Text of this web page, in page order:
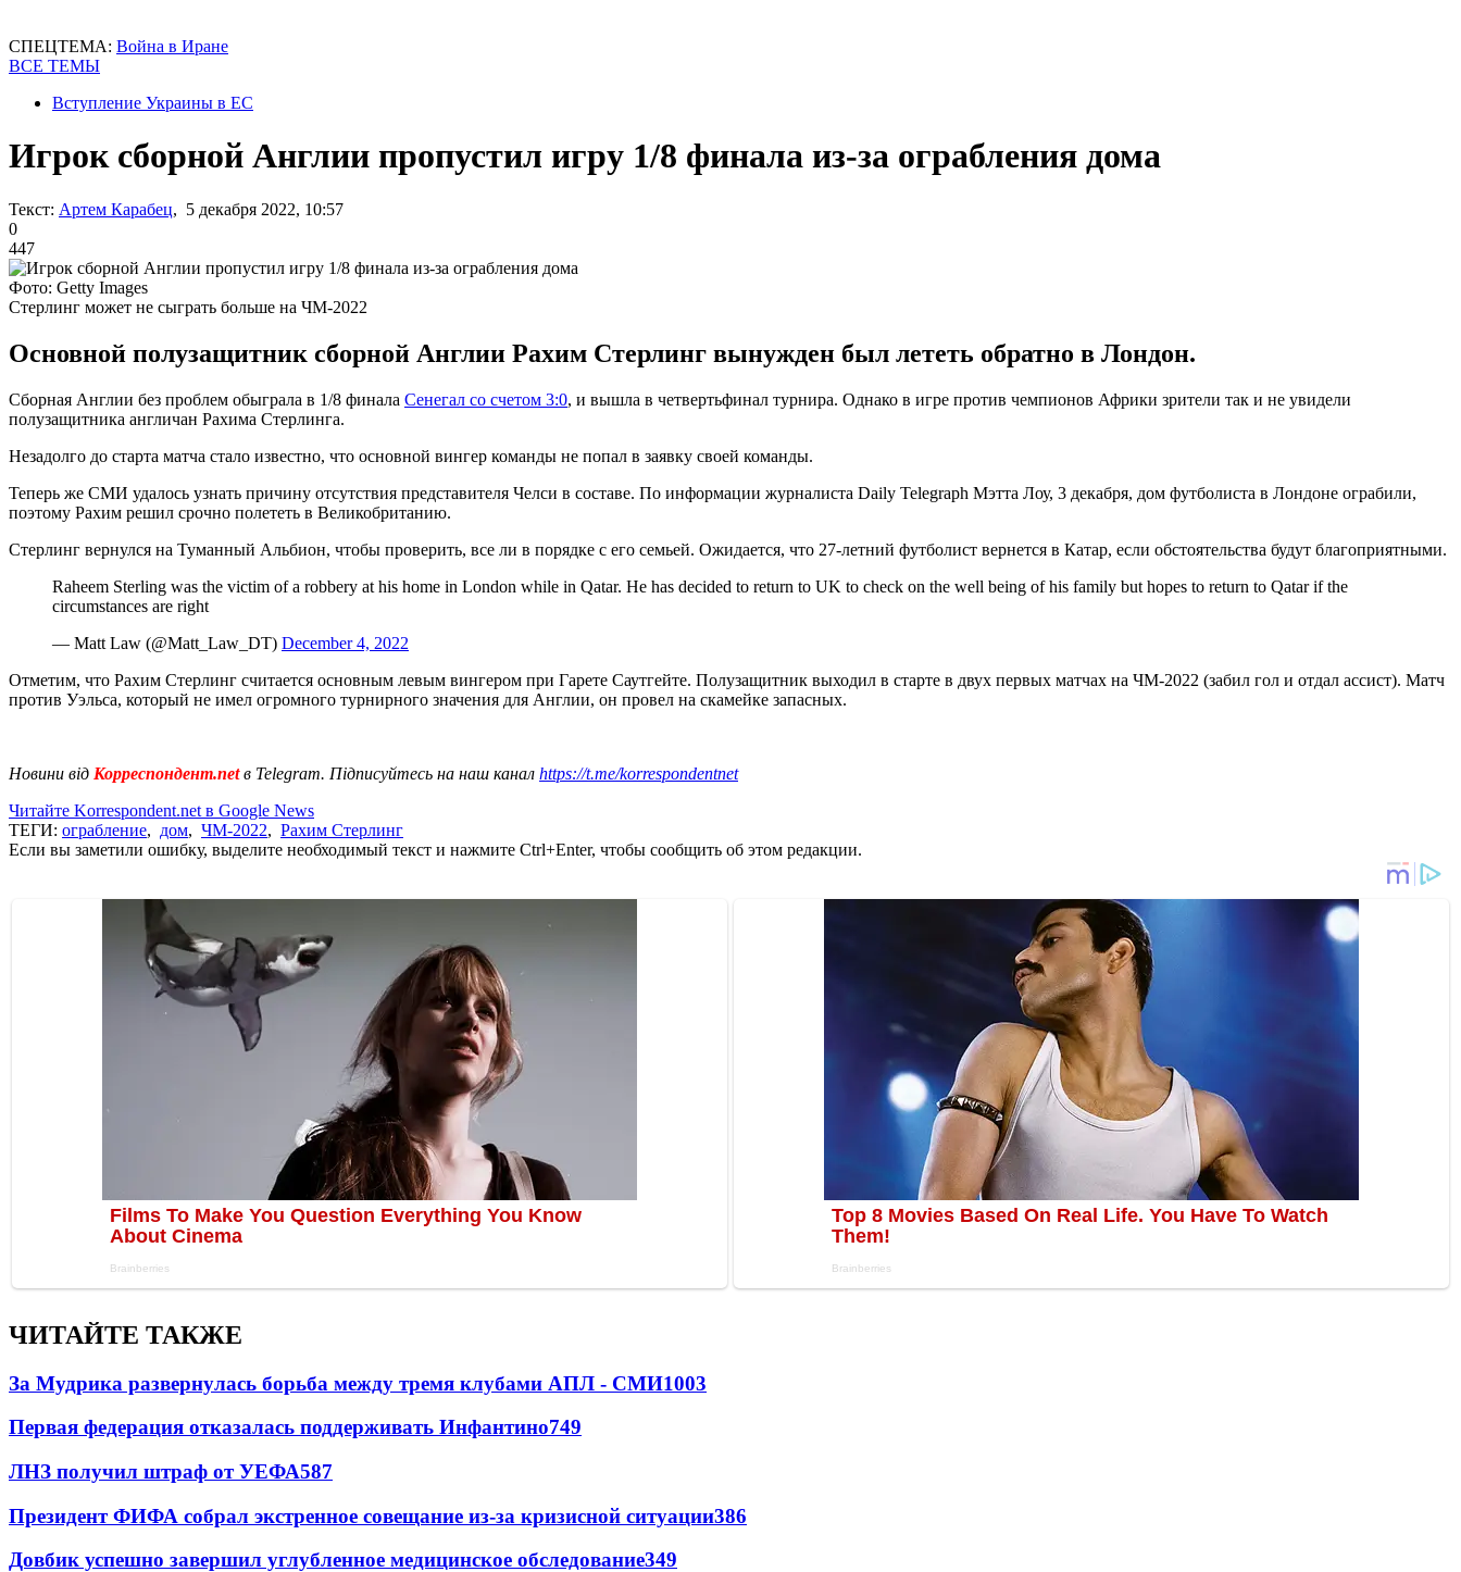
СПЕЦТЕМА: Война в Иране
ВСЕ ТЕМЫ
Вступление Украины в ЕС
Игрок сборной Англии пропустил игру 1/8 финала из-за ограбления дома
Текст: Артем Карабец, 5 декабря 2022, 10:57
0
447
Фото: Getty Images
Стерлинг может не сыграть больше на ЧМ-2022
Основной полузащитник сборной Англии Рахим Стерлинг вынужден был лететь обратно в Лондон.
Сборная Англии без проблем обыграла в 1/8 финала Сенегал со счетом 3:0, и вышла в четвертьфинал турнира. Однако в игре против чемпионов Африки зрители так и не увидели
полузащитника англичан Рахима Стерлинга.
Незадолго до старта матча стало известно, что основной вингер команды не попал в заявку своей команды.
Теперь же СМИ удалось узнать причину отсутствия представителя Челси в составе. По информации журналиста Daily Telegraph Мэтта Лоу, 3 декабря, дом футболиста в Лондоне ограбили,
поэтому Рахим решил срочно полететь в Великобританию.
Стерлинг вернулся на Туманный Альбион, чтобы проверить, все ли в порядке с его семьей. Ожидается, что 27-летний футболист вернется в Катар, если обстоятельства будут благоприятными.
Raheem Sterling was the victim of a robbery at his home in London while in Qatar. He has decided to return to UK to check on the well being of his family but hopes to return to Qatar if the
circumstances are right
— Matt Law (@Matt_Law_DT) December 4, 2022
Отметим, что Рахим Стерлинг считается основным левым вингером при Гарете Саутгейте. Полузащитник выходил в старте в двух первых матчах на ЧМ-2022 (забил гол и отдал ассист). Матч
против Уэльса, который не имел огромного турнирного значения для Англии, он провел на скамейке запасных.
Новини від Корреспондент.netв Telegram. Підписуйтесь на наш канал https://t.me/korrespondentnet
Читайте Korrespondent.net в Google News
ТЕГИ: ограбление, дом, ЧМ-2022, Рахим Стерлинг
Если вы заметили ошибку, выделите необходимый текст и нажмите Ctrl+Enter, чтобы сообщить об этом редакции.
ЧИТАЙТЕ ТАКЖЕ
За Мудрика развернулась борьба между тремя клубами АПЛ - СМИ1003
Первая федерация отказалась поддерживать Инфантино749
ЛНЗ получил штраф от УЕФА587
Президент ФИФА собрал экстренное совещание из-за кризисной ситуации386
Довбик успешно завершил углубленное медицинское обследование349